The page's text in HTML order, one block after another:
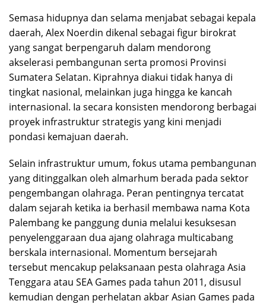
Semasa hidupnya dan selama menjabat sebagai kepala
daerah, Alex Noerdin dikenal sebagai figur birokrat
yang sangat berpengaruh dalam mendorong
akselerasi pembangunan serta promosi Provinsi
Sumatera Selatan. Kiprahnya diakui tidak hanya di
tingkat nasional, melainkan juga hingga ke kancah
internasional. Ia secara konsisten mendorong berbagai
proyek infrastruktur strategis yang kini menjadi
pondasi kemajuan daerah.
Selain infrastruktur umum, fokus utama pembangunan
yang ditinggalkan oleh almarhum berada pada sektor
pengembangan olahraga. Peran pentingnya tercatat
dalam sejarah ketika ia berhasil membawa nama Kota
Palembang ke panggung dunia melalui kesuksesan
penyelenggaraan dua ajang olahraga multicabang
berskala internasional. Momentum bersejarah
tersebut mencakup pelaksanaan pesta olahraga Asia
Tenggara atau SEA Games pada tahun 2011, disusul
kemudian dengan perhelatan akbar Asian Games pada